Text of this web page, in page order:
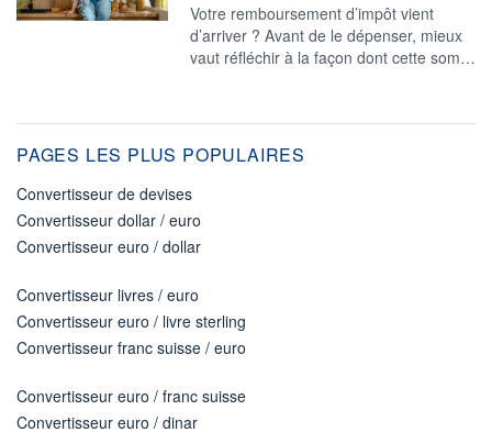
Votre remboursement d’impôt vient
d’arriver ? Avant de le dépenser, mieux
vaut réfléchir à la façon dont cette som…
PAGES LES PLUS POPULAIRES
Convertisseur de devises
Convertisseur dollar / euro
Convertisseur euro / dollar
Convertisseur livres / euro
Convertisseur euro / livre sterling
Convertisseur franc suisse / euro
Convertisseur euro / franc suisse
Convertisseur euro / dinar